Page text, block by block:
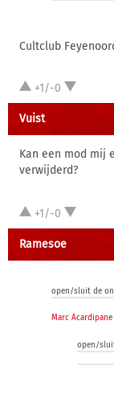
Cultclub
+1/-0
Vuist
Kan een mod mij
verwijderd?
+1/-0
Ramesoe
open/sluit de
Marc Acardipane
open/